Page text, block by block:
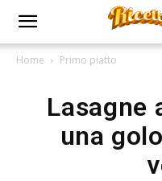
Home Primo piatto
Lasagne
una